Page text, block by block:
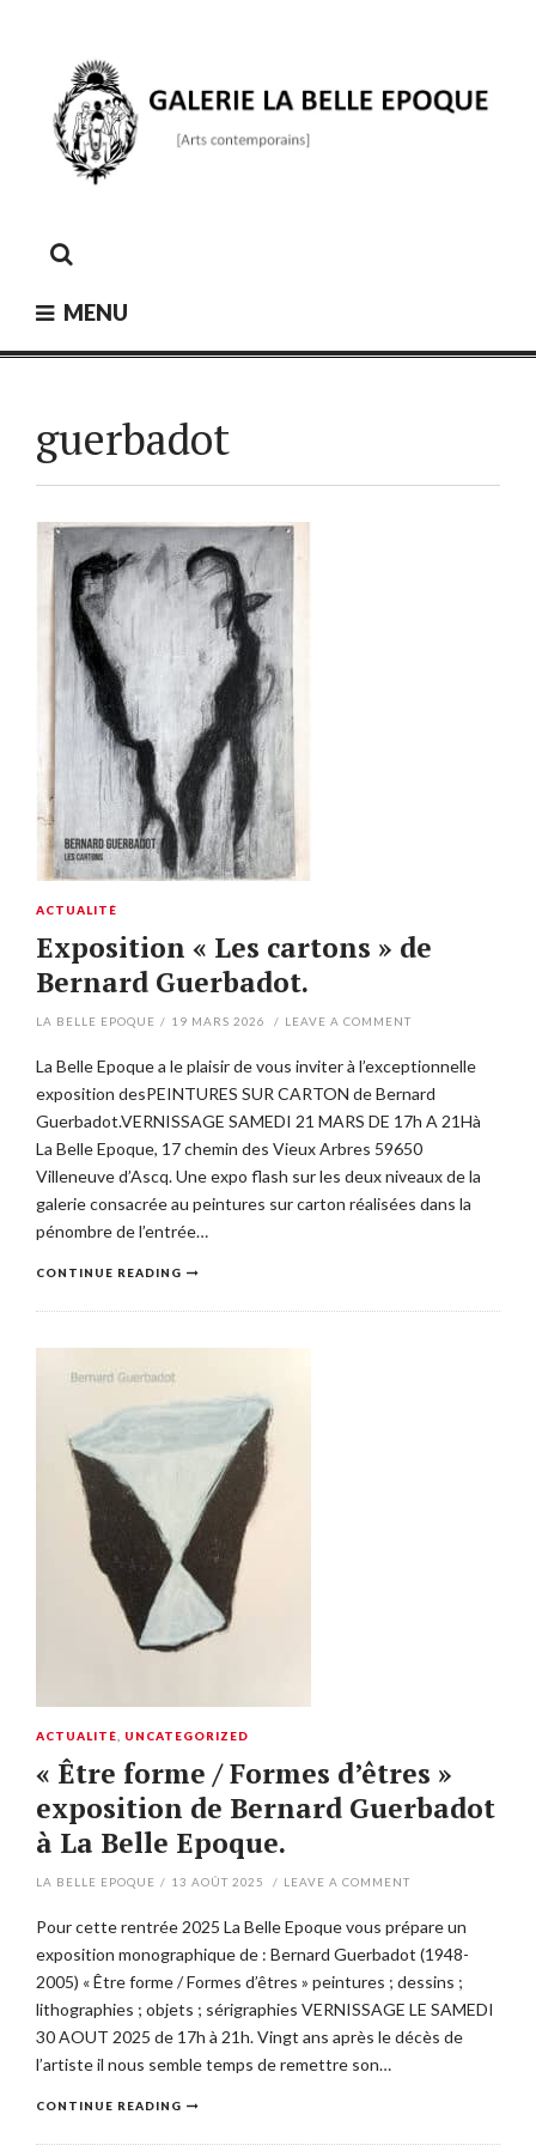
MENU
guerbadot
ACTUALITÉ
Exposition « Les cartons » de
Bernard Guerbadot.
LA BELLE EPOQUE / 19 MARS 2026 / LEAVE A COMMENT
La Belle Epoque a le plaisir de vous inviter à l’exceptionnelle
exposition desPEINTURES SUR CARTON de Bernard
Guerbadot.VERNISSAGE SAMEDI 21 MARS DE 17h A 21Hà
La Belle Epoque, 17 chemin des Vieux Arbres 59650
Villeneuve d’Ascq. Une expo flash sur les deux niveaux de la
galerie consacrée au peintures sur carton réalisées dans la
pénombre de l’entrée…
CONTINUE READING
ACTUALITÉ UNCATEGORIZED
« Être forme / Formes d’êtres »
exposition de Bernard Guerbadot
à La Belle Epoque.
LA BELLE EPOQUE / 13 AOÛT 2025 / LEAVE A COMMENT
Pour cette rentrée 2025 La Belle Epoque vous prépare un
exposition monographique de : Bernard Guerbadot (1948-
2005) « Être forme / Formes d’êtres » peintures ; dessins ;
lithographies ; objets ; sérigraphies VERNISSAGE LE SAMEDI
30 AOUT 2025 de 17h à 21h. Vingt ans après le décès de
l’artiste il nous semble temps de remettre son…
CONTINUE READING